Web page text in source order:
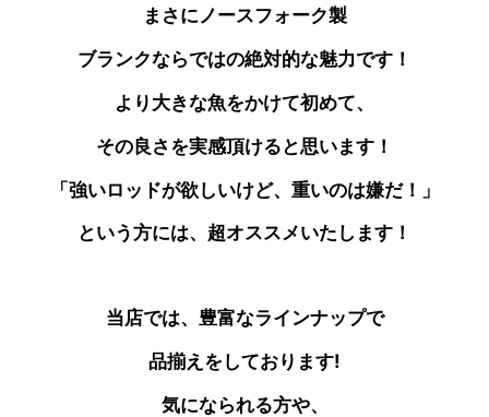
まさにノースフォーク製
ブランクならではの絶対的な魅力です！
より大きな魚をかけて初めて、
その良さを実感頂けると思います！
「強いロッドが欲しいけど、重いのは嫌だ！」
という方には、超オススメいたします！
当店では、豊富なラインナップで
品揃えをしております!
気になられる方や、